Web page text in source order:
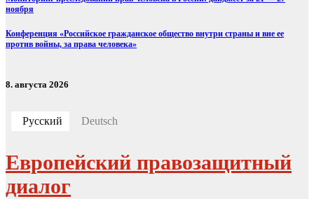
ноября
Конференция «Российское гражданское общество внутри страны и вне ее
против войны, за права человека»
8. августа 2026
Русский Deutsch
Европейский правозащитный
диалог